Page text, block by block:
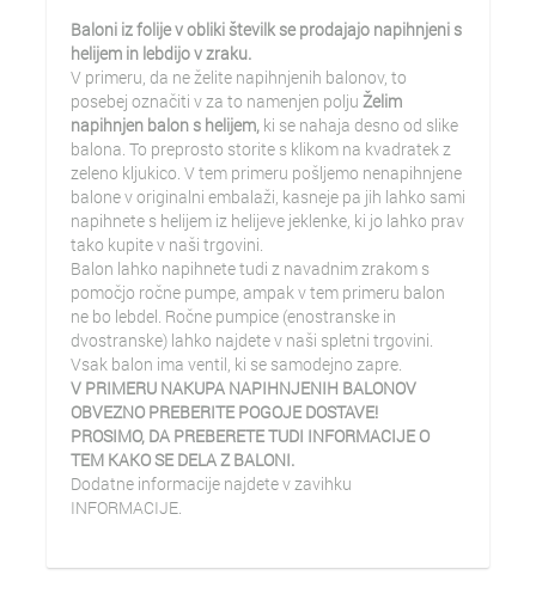
Baloni iz folije v obliki številk se prodajajo napihnjeni s
helijem in lebdijo v zraku.
V primeru, da ne želite napihnjenih balonov, to
posebej označiti v za to namenjen polju Želim
napihnjen balon s helijem, ki se nahaja desno od slike
balona. To preprosto storite s klikom na kvadratek z
zeleno kljukico. V tem primeru pošljemo nenapihnjene
balone v originalni embalaži, kasneje pa jih lahko sami
napihnete s helijem iz helijeve jeklenke, ki jo lahko prav
tako kupite v naši trgovini.
Balon lahko napihnete tudi z navadnim zrakom s
pomočjo ročne pumpe, ampak v tem primeru balon
ne bo lebdel. Ročne pumpice (enostranske in
dvostranske) lahko najdete v naši spletni trgovini.
Vsak balon ima ventil, ki se samodejno zapre.
V PRIMERU NAKUPA NAPIHNJENIH BALONOV
OBVEZNO PREBERITE POGOJE DOSTAVE!
PROSIMO, DA PREBERETE TUDI INFORMACIJE O
TEM KAKO SE DELA Z BALONI.
Dodatne informacije najdete v zavihku
INFORMACIJE.